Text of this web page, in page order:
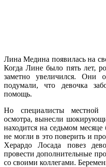
Лина Медина появилась на
Когда Лине было пять лет,
заметно увеличился. Они
подумали, что девочка
помощь.
Но специалисты местной
осмотра, вынесли
находится на седьмом
не могли в это поверить и
Херардо Лосада повез
провести дополнительные
со своими коллегами.